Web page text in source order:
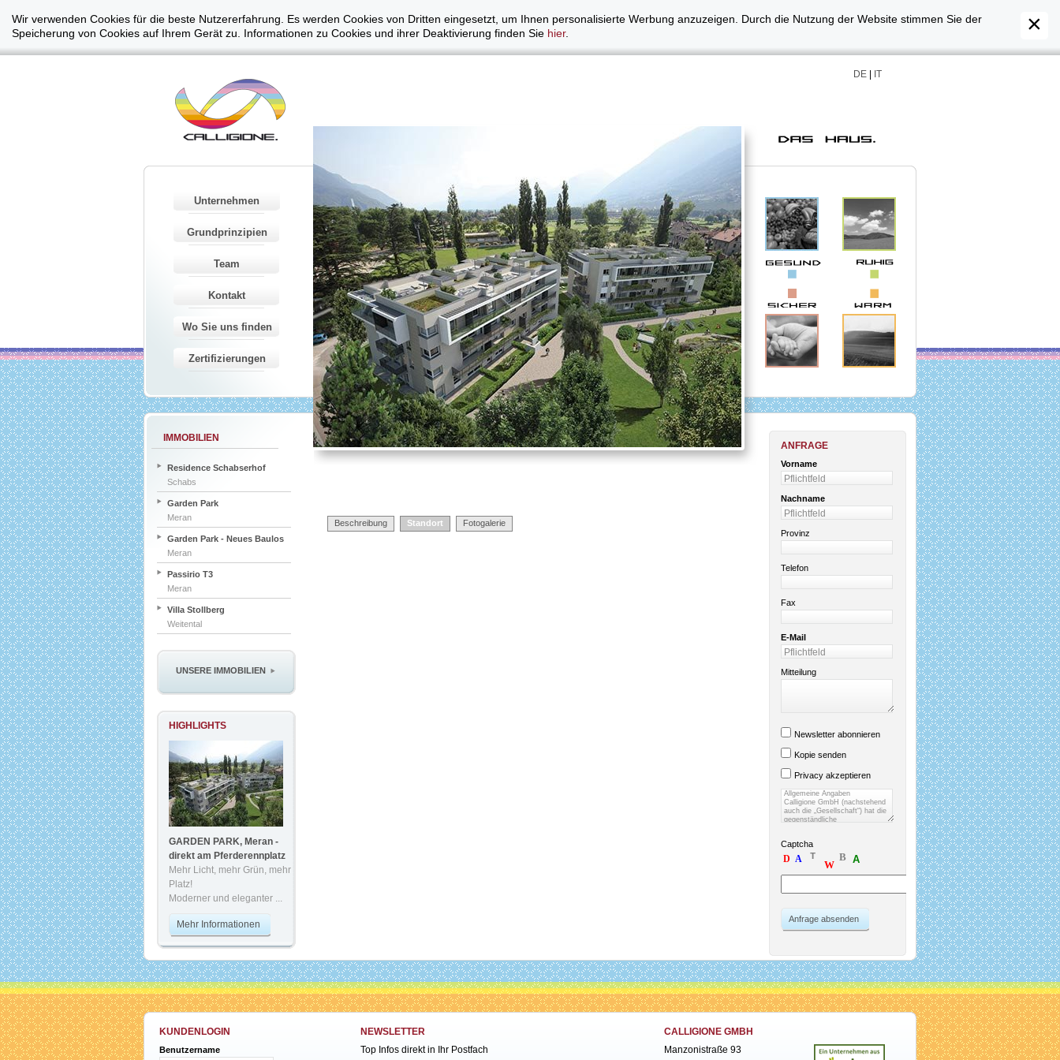
Wir verwenden Cookies für die beste Nutzererfahrung. Es werden Cookies von Dritten eingesetzt, um Ihnen personalisierte Werbung anzuzeigen. Durch die Nutzung der Website stimmen Sie der
Speicherung von Cookies auf Ihrem Gerät zu. Informationen zu Cookies und ihrer Deaktivierung finden Sie hier.
DE IT
Unternehmen
Grundprinzipien
Team
Kontakt
Wo Sie uns finden
Zertifizierungen
IMMOBILIEN
Residence Schabserhof
Schabs
Garden Park
Meran
Garden Park - Neues Baulos
Meran
Passirio T3
Meran
Villa Stollberg
Weitental
UNSERE IMMOBILIEN
HIGHLIGHTS
GARDEN PARK, Meran -
direkt am Pferderennplatz
Mehr Licht, mehr Grün, mehr
Platz!
Moderner und eleganter ...
Mehr Informationen
Beschreibung Standort Fotogalerie
ANFRAGE
Vorname
Nachname
Provinz
Telefon
Fax
E-Mail
Mitteilung
Newsletter abonnieren
Kopie senden
Privacy akzeptieren
Captcha
W
B
D A
T
A
Anfrage absenden
KUNDENLOGIN
Benutzername
NEWSLETTER
Top Infos direkt in Ihr Postfach
CALLIGIONE GMBH
Manzonistraße 93